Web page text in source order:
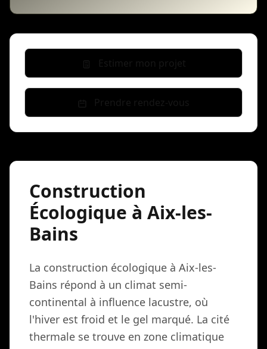
Construction
Écologique à Aix-les-
Bains
La construction écologique à Aix-les-
Bains répond à un climat semi-
continental à influence lacustre, où
l'hiver est froid et le gel marqué. La cité
thermale se trouve en zone climatique